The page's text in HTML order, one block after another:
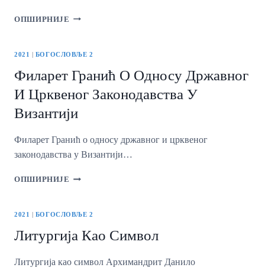
ОПШИРНИЈЕ МАНАСТИРСКЕ
ПРЕПИСИВАЊЕ
АСКЕТСКИМ
ЗАЈЕДНИЦАМА
ЕГИПТА
ПЕРИОДУ
IV–
ВЕКА
И
СВЕТОГ
2021 | БОГОСЛОВЉЕ 2
Филарет Гранић О Односу Државног
И Црквеног Законодавства У
Византији
Филарет Гранић о односу државног и црквеног
законодавства у Византији…
ОПШИРНИЈЕ ФИЛАРЕТ
ОДНОСУ
И
ЗАКОНОДАВСТВА
2021 | БОГОСЛОВЉЕ 2
Литургија Као Символ
Литургија као символ Архимандрит Данило